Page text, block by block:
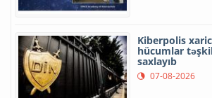
Kiberpolis
hücumlar
saxlayıb
07-08-2026